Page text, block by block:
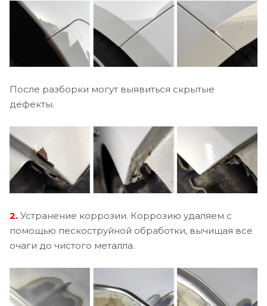
После разборки могут выявиться скрытые
дефекты.
2. Устранение коррозии. Коррозию удаляем с
помощью пескоструйной обработки, вычищая все
очаги до чистого металла.